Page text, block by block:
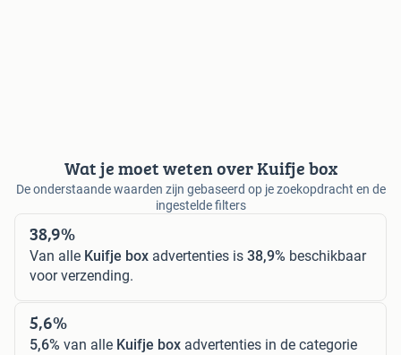
Wat je moet weten over Kuifje box
De onderstaande waarden zijn gebaseerd op je zoekopdracht en de
ingestelde filters
38,9%
Van alle Kuifje box advertenties is 38,9% beschikbaar
voor verzending.
5,6%
5,6% van alle Kuifje box advertenties in de categorie